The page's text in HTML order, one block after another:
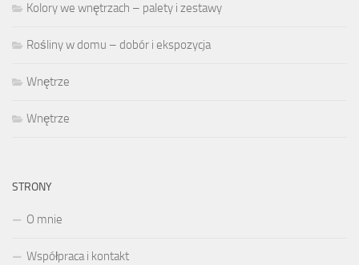
Kolory we wnętrzach – palety i zestawy
Rośliny w domu – dobór i ekspozycja
Wnętrze
Wnętrze
STRONY
O mnie
Współpraca i kontakt